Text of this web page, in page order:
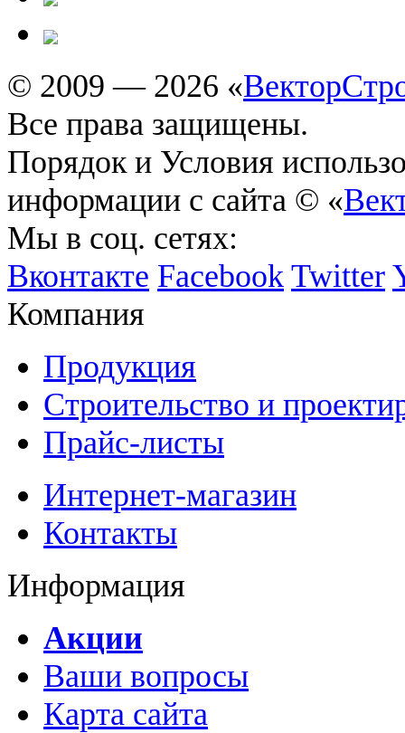
© 2009 — 2026 «
Все права защищены.
Порядок и Условия
информации с сайта © «
Мы в соц. сетях:
Вконтакте Facebook Twitter
Компания
Продукция
Строительство и
Прайс-листы
Интернет-магазин
Контакты
Информация
Акции
Ваши вопросы
Карта сайта